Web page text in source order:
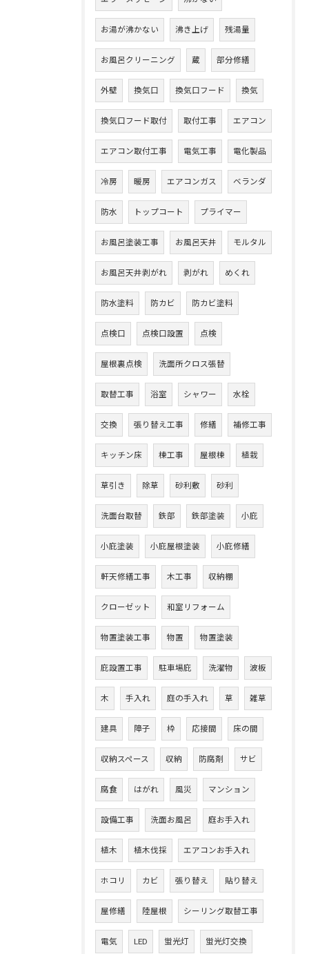
お湯が沸かない 沸き上げ 残湯量
お風呂クリーニング 蔵 部分修繕
外壁 換気口 換気口フード 換気
換気口フード取付 取付工事 エアコン
エアコン取付工事 電気工事 電化製品
冷房 暖房 エアコンガス ベランダ
防水 トップコート プライマー
お風呂塗装工事 お風呂天井 モルタル
お風呂天井剥がれ 剥がれ めくれ
防水塗料 防カビ 防カビ塗料
点検口 点検口設置 点検
屋根裏点検 洗面所クロス張替
取替工事 浴室 シャワー 水栓
交換 張り替え工事 修繕 補修工事
キッチン床 棟工事 屋根棟 植栽
草引き 除草 砂利敷 砂利
洗面台取替 鉄部 鉄部塗装 小庇
小庇塗装 小庇屋根塗装 小庇修繕
軒天修繕工事 木工事 収納棚
クローゼット 和室リフォーム
物置塗装工事 物置 物置塗装
庇設置工事 駐車場庇 洗濯物 波板
木 手入れ 庭の手入れ 草 雑草
建具 障子 枠 応接間 床の間
収納スペース 収納 防腐剤 サビ
腐食 はがれ 風災 マンション
設備工事 洗面お風呂 庭お手入れ
植木 植木伐採 エアコンお手入れ
ホコリ カビ 張り替え 貼り替え
屋修繕 陸屋根 シーリング取替工事
電気 LED 蛍光灯 蛍光灯交換